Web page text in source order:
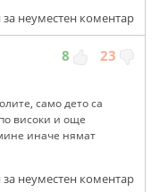
неуместен коментар
8 23
само дето са
високи и още
иначе нямат
неуместен коментар